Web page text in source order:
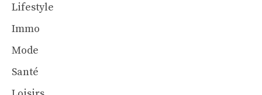
Lifestyle
Immo
Mode
Santé